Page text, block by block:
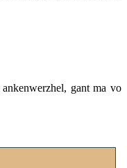
gant ma vo